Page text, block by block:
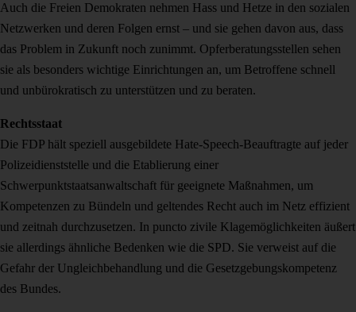
Auch die Freien Demokraten nehmen Hass und Hetze in den sozialen
Netzwerken und deren Folgen ernst – und sie gehen davon aus, dass
das Problem in Zukunft noch zunimmt. Opferberatungsstellen sehen
sie als besonders wichtige Einrichtungen an, um Betroffene schnell
und unbürokratisch zu unterstützen und zu beraten.
Rechtsstaat
Die FDP hält speziell ausgebildete Hate-Speech-Beauftragte auf jeder
Polizeidienststelle und die Etablierung einer
Schwerpunktstaatsanwaltschaft für geeignete Maßnahmen, um
Kompetenzen zu Bündeln und geltendes Recht auch im Netz effizient
und zeitnah durchzusetzen. In puncto zivile Klagemöglichkeiten äußert
sie allerdings ähnliche Bedenken wie die SPD. Sie verweist auf die
Gefahr der Ungleichbehandlung und die Gesetzgebungskompetenz
des Bundes.